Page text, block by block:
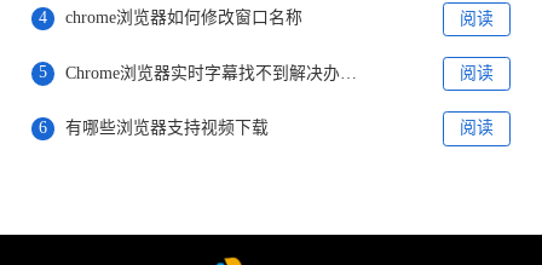
4 chrome浏览器如何修改窗口名称 阅读
5 阅读
6 有哪些浏览器支持视频下载 阅读